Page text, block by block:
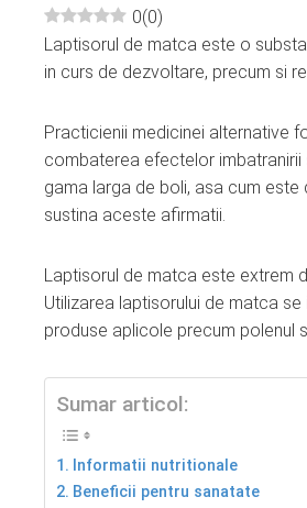
0(0)
Laptisorul de matca este o
in curs de dezvoltare, precum si
Practicienii medicinei alternative
combaterea efectelor imbatranirii
gama larga de boli, asa cum
sustina aceste afirmatii.
Laptisorul de matca este extrem
Utilizarea laptisorului de matca
produse aplicole precum polenul
Sumar articol:
Informatii nutritionale
Beneficii pentru sanatate